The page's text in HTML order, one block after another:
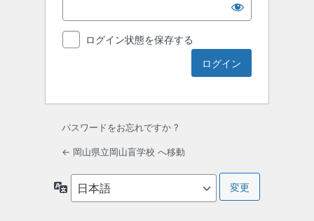
ログイン状態を保存する
パスワードをお忘れですか ?
← 岡山県立岡山盲学校 へ移動
語